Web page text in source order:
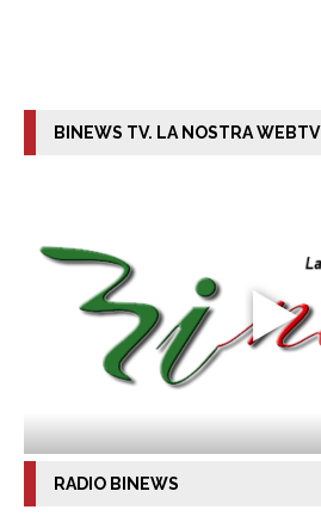
BINEWS TV. LA NOSTRA WEBTV
RADIO BINEWS